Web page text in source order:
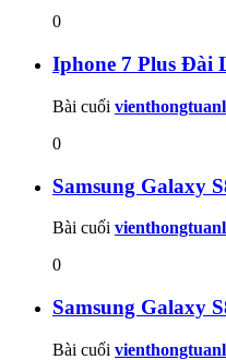
0
Iphone 7 Plus Đài
Bài cuối
0
Samsung Galaxy
Bài cuối
0
Samsung Galaxy
Bài cuối